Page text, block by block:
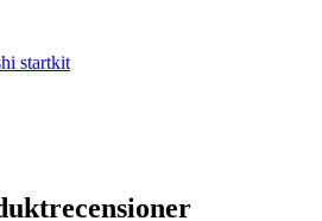
startkit